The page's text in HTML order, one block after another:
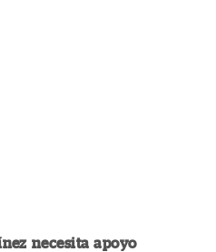
necesita apoyo